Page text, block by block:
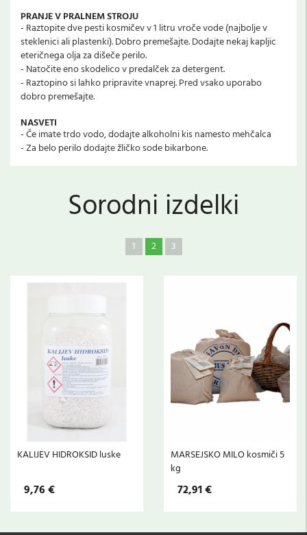
PRANJE V PRALNEM STROJU
- Raztopite dve pesti kosmičev v 1 litru vroče vode (najbolje v
steklenici ali plastenki). Dobro premešajte. Dodajte nekaj kapljic
eteričnega olja za dišeče perilo.
- Natočite eno skodelico v predalček za detergent.
- Raztopino si lahko pripravite vnaprej. Pred vsako uporabo
dobro premešajte.
NASVETI
- Če imate trdo vodo, dodajte alkoholni kis namesto mehčalca
- Za belo perilo dodajte žličko sode bikarbone.
Sorodni izdelki
1 2 3
KALIJEV HIDROKSID luske
9,76 €
MARSEJSKO MILO kosmiči 5
kg
72,91 €